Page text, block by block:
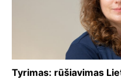
Tyrimas: rūšiavimas